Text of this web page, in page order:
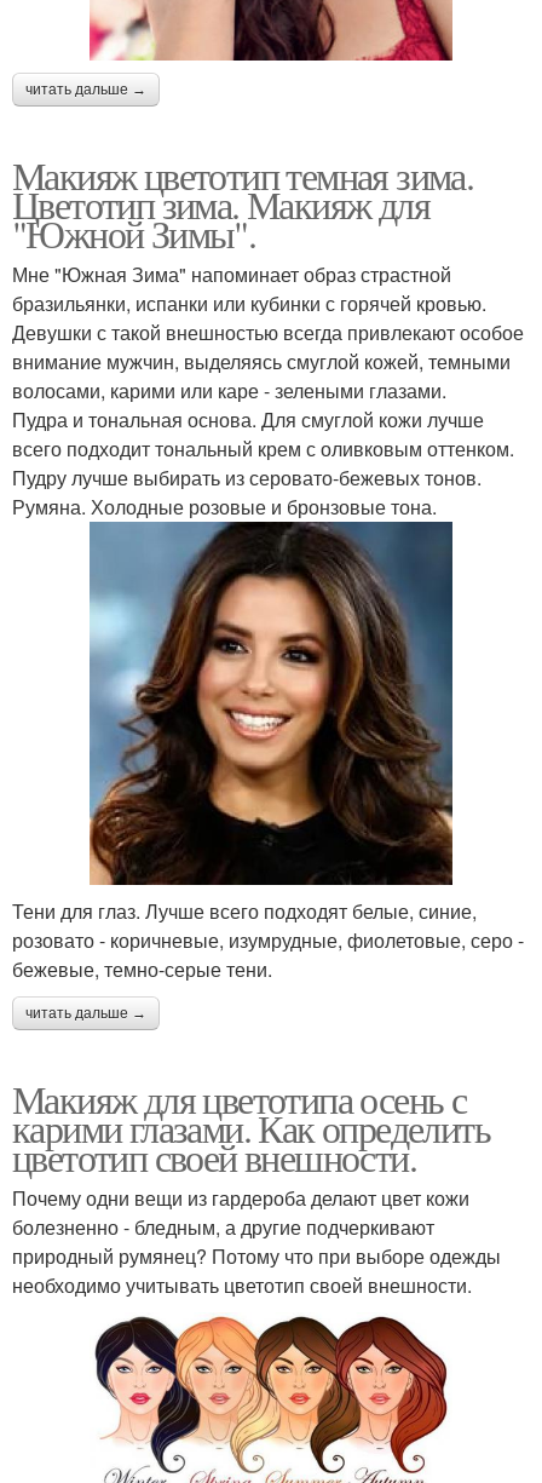
читать дальше →
Макияж цветотип темная зима.
Цветотип зима. Макияж для
"Южной Зимы".
Мне "Южная Зима" напоминает образ страстной
бразильянки, испанки или кубинки с горячей кровью.
Девушки с такой внешностью всегда привлекают особое
внимание мужчин, выделяясь смуглой кожей, темными
волосами, карими или каре - зелеными глазами.
Пудра и тональная основа. Для смуглой кожи лучше
всего подходит тональный крем с оливковым оттенком.
Пудру лучше выбирать из серовато-бежевых тонов.
Румяна. Холодные розовые и бронзовые тона.
Тени для глаз. Лучше всего подходят белые, синие,
розовато - коричневые, изумрудные, фиолетовые, серо -
бежевые, темно-серые тени.
читать дальше →
Макияж для цветотипа осень с
карими глазами. Как определить
цветотип своей внешности.
Почему одни вещи из гардероба делают цвет кожи
болезненно - бледным, а другие подчеркивают
природный румянец? Потому что при выборе одежды
необходимо учитывать цветотип своей внешности.